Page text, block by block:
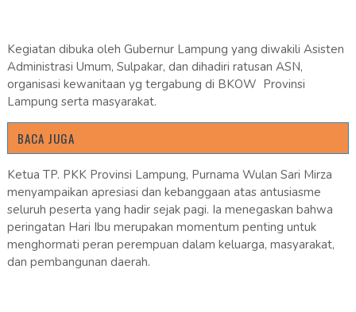
Kegiatan dibuka oleh Gubernur Lampung yang diwakili Asisten
Administrasi Umum, Sulpakar, dan dihadiri ratusan ASN,
organisasi kewanitaan yg tergabung di BKOW Provinsi
Lampung serta masyarakat.
BACA JUGA
Ketua TP. PKK Provinsi Lampung, Purnama Wulan Sari Mirza
menyampaikan apresiasi dan kebanggaan atas antusiasme
seluruh peserta yang hadir sejak pagi. Ia menegaskan bahwa
peringatan Hari Ibu merupakan momentum penting untuk
menghormati peran perempuan dalam keluarga, masyarakat,
dan pembangunan daerah.